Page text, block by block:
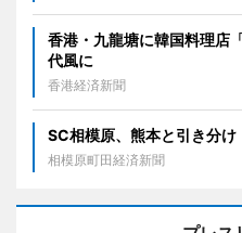
香港・九龍塘に韓国料理
代風に
香港経済新聞
SC相模原、熊本と引き分
相模原町田経済新聞